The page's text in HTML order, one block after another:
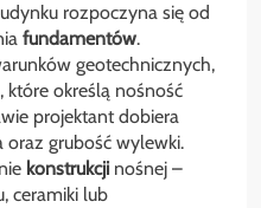
rozpoczyna się od
fundamentów.
geotechnicznych,
określą nośność
projektant dobiera
grubość wylewki.
konstrukcji nośnej –
ceramiki lub